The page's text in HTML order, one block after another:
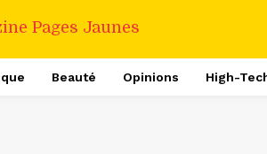
Beauté Opinions High-